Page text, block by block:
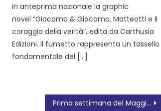
in anteprima nazionale la graphic
novel “Giacomo & Giacomo. Matteotti e il
coraggio della verità”, edita da Carthusia
Edizioni. Il fumetto rappresenta un tassello
fondamentale del […]
Prima settimana del Maggio Rodigino